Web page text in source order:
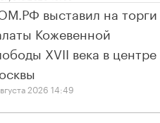
выставил на торги
Кожевенной
XVII века в центре
2026 14:49